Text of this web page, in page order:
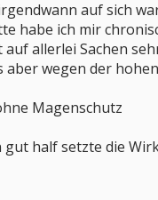
auf sich
habe ich mir
allerlei Sachen
wegen der
Magenschutz
gut half setzte die